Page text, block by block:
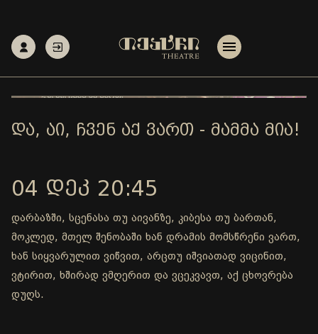
ᲓᲐ, ᲐᲘ, ᲩᲕᲔᲜ ᲐᲥ ᲕᲐᲠᲗ - ᲛᲐᲛᲛᲐ ᲛᲘᲐ!
04 ᲓᲔᲙ 20:45
დარბაზში, სცენასა თუ აივანზე, კიბესა თუ ბართან,
მოკლედ, მთელ შენობაში ხან დრამის მომსწრენი ვართ,
ხან სიყვარულით ვიწვით, არცთუ იშვიათად ვიცინით,
ვტირით, ხშირად ვმღერით და ვცეკვავთ, აქ ცხოვრება
დუღს.